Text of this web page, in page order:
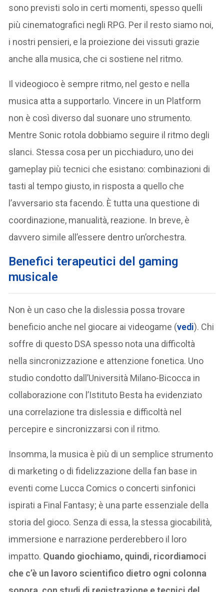
sono previsti solo in certi momenti, spesso quelli
più cinematografici negli RPG. Per il resto siamo noi,
i nostri pensieri, e la proiezione dei vissuti grazie
anche alla musica, che ci sostiene nel ritmo.
Il videogioco è sempre ritmo, nel gesto e nella
musica atta a supportarlo. Vincere in un Platform
non è così diverso dal suonare uno strumento.
Mentre Sonic rotola dobbiamo seguire il ritmo degli
slanci. Stessa cosa per un picchiaduro, uno dei
gameplay più tecnici che esistano: combinazioni di
tasti al tempo giusto, in risposta a quello che
l’avversario sta facendo. È tutta una questione di
coordinazione, manualità, reazione. In breve, è
davvero simile all’essere dentro un’orchestra.
Benefici terapeutici del gaming
musicale
Non è un caso che la dislessia possa trovare
beneficio anche nel giocare ai videogame (vedi). Chi
soffre di questo DSA spesso nota una difficoltà
nella sincronizzazione e attenzione fonetica. Uno
studio condotto dall’Università Milano-Bicocca in
collaborazione con l’Istituto Besta ha evidenziato
una correlazione tra dislessia e difficoltà nel
percepire e sincronizzarsi con il ritmo.
Insomma, la musica è più di un semplice strumento
di marketing o di fidelizzazione della fan base in
eventi come Lucca Comics o concerti sinfonici
ispirati a Final Fantasy; è una parte essenziale della
storia del gioco. Senza di essa, la stessa giocabilità,
immersione e narrazione perderebbero il loro
impatto. Quando giochiamo, quindi, ricordiamoci
che c’è un lavoro scientifico dietro ogni colonna